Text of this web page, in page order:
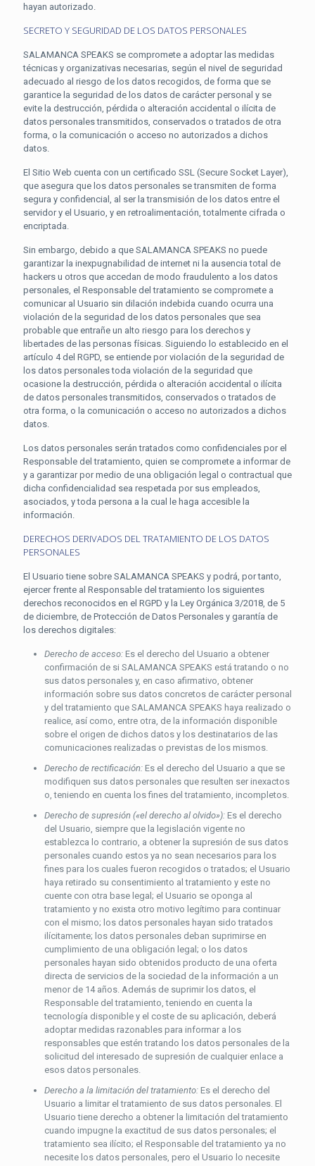
hayan autorizado.
SECRETO Y SEGURIDAD DE LOS DATOS PERSONALES
SALAMANCA SPEAKS se compromete a adoptar las medidas
técnicas y organizativas necesarias, según el nivel de seguridad
adecuado al riesgo de los datos recogidos, de forma que se
garantice la seguridad de los datos de carácter personal y se
evite la destrucción, pérdida o alteración accidental o ilícita de
datos personales transmitidos, conservados o tratados de otra
forma, o la comunicación o acceso no autorizados a dichos
datos.
El Sitio Web cuenta con un certificado SSL (Secure Socket Layer),
que asegura que los datos personales se transmiten de forma
segura y confidencial, al ser la transmisión de los datos entre el
servidor y el Usuario, y en retroalimentación, totalmente cifrada o
encriptada.
Sin embargo, debido a que SALAMANCA SPEAKS no puede
garantizar la inexpugnabilidad de internet ni la ausencia total de
hackers u otros que accedan de modo fraudulento a los datos
personales, el Responsable del tratamiento se compromete a
comunicar al Usuario sin dilación indebida cuando ocurra una
violación de la seguridad de los datos personales que sea
probable que entrañe un alto riesgo para los derechos y
libertades de las personas físicas. Siguiendo lo establecido en el
artículo 4 del RGPD, se entiende por violación de la seguridad de
los datos personales toda violación de la seguridad que
ocasione la destrucción, pérdida o alteración accidental o ilícita
de datos personales transmitidos, conservados o tratados de
otra forma, o la comunicación o acceso no autorizados a dichos
datos.
Los datos personales serán tratados como confidenciales por el
Responsable del tratamiento, quien se compromete a informar de
y a garantizar por medio de una obligación legal o contractual que
dicha confidencialidad sea respetada por sus empleados,
asociados, y toda persona a la cual le haga accesible la
información.
DERECHOS DERIVADOS DEL TRATAMIENTO DE LOS DATOS
PERSONALES
El Usuario tiene sobre SALAMANCA SPEAKS y podrá, por tanto,
ejercer frente al Responsable del tratamiento los siguientes
derechos reconocidos en el RGPD y la Ley Orgánica 3/2018, de 5
de diciembre, de Protección de Datos Personales y garantía de
los derechos digitales:
Derecho de acceso: Es el derecho del Usuario a obtener
confirmación de si SALAMANCA SPEAKS está tratando o no
sus datos personales y, en caso afirmativo, obtener
información sobre sus datos concretos de carácter personal
y del tratamiento que SALAMANCA SPEAKS haya realizado o
realice, así como, entre otra, de la información disponible
sobre el origen de dichos datos y los destinatarios de las
comunicaciones realizadas o previstas de los mismos.
Derecho de rectificación: Es el derecho del Usuario a que se
modifiquen sus datos personales que resulten ser inexactos
o, teniendo en cuenta los fines del tratamiento, incompletos.
Derecho de supresión («el derecho al olvido»): Es el derecho
del Usuario, siempre que la legislación vigente no
establezca lo contrario, a obtener la supresión de sus datos
personales cuando estos ya no sean necesarios para los
fines para los cuales fueron recogidos o tratados; el Usuario
haya retirado su consentimiento al tratamiento y este no
cuente con otra base legal; el Usuario se oponga al
tratamiento y no exista otro motivo legítimo para continuar
con el mismo; los datos personales hayan sido tratados
ilícitamente; los datos personales deban suprimirse en
cumplimiento de una obligación legal; o los datos
personales hayan sido obtenidos producto de una oferta
directa de servicios de la sociedad de la información a un
menor de 14 años. Además de suprimir los datos, el
Responsable del tratamiento, teniendo en cuenta la
tecnología disponible y el coste de su aplicación, deberá
adoptar medidas razonables para informar a los
responsables que estén tratando los datos personales de la
solicitud del interesado de supresión de cualquier enlace a
esos datos personales.
Derecho a la limitación del tratamiento: Es el derecho del
Usuario a limitar el tratamiento de sus datos personales. El
Usuario tiene derecho a obtener la limitación del tratamiento
cuando impugne la exactitud de sus datos personales; el
tratamiento sea ilícito; el Responsable del tratamiento ya no
necesite los datos personales, pero el Usuario lo necesite